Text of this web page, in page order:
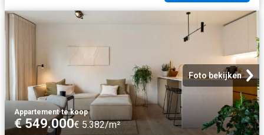
Foto bekijken
Appartement·te koop
€ 549.000€ 5.382/m²